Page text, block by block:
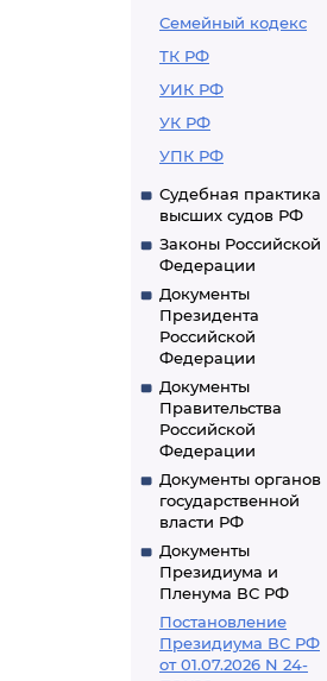
Семейный кодекс
ТК РФ
УИК РФ
УК РФ
УПК РФ
Судебная практика
высших судов РФ
Законы Российской
Федерации
Документы
Президента
Российской
Федерации
Документы
Правительства
Российской
Федерации
Документы органов
государственной
власти РФ
Документы
Президиума и
Пленума ВС РФ
Постановление
Президиума ВС РФ
от 01.07.2026 N 24-